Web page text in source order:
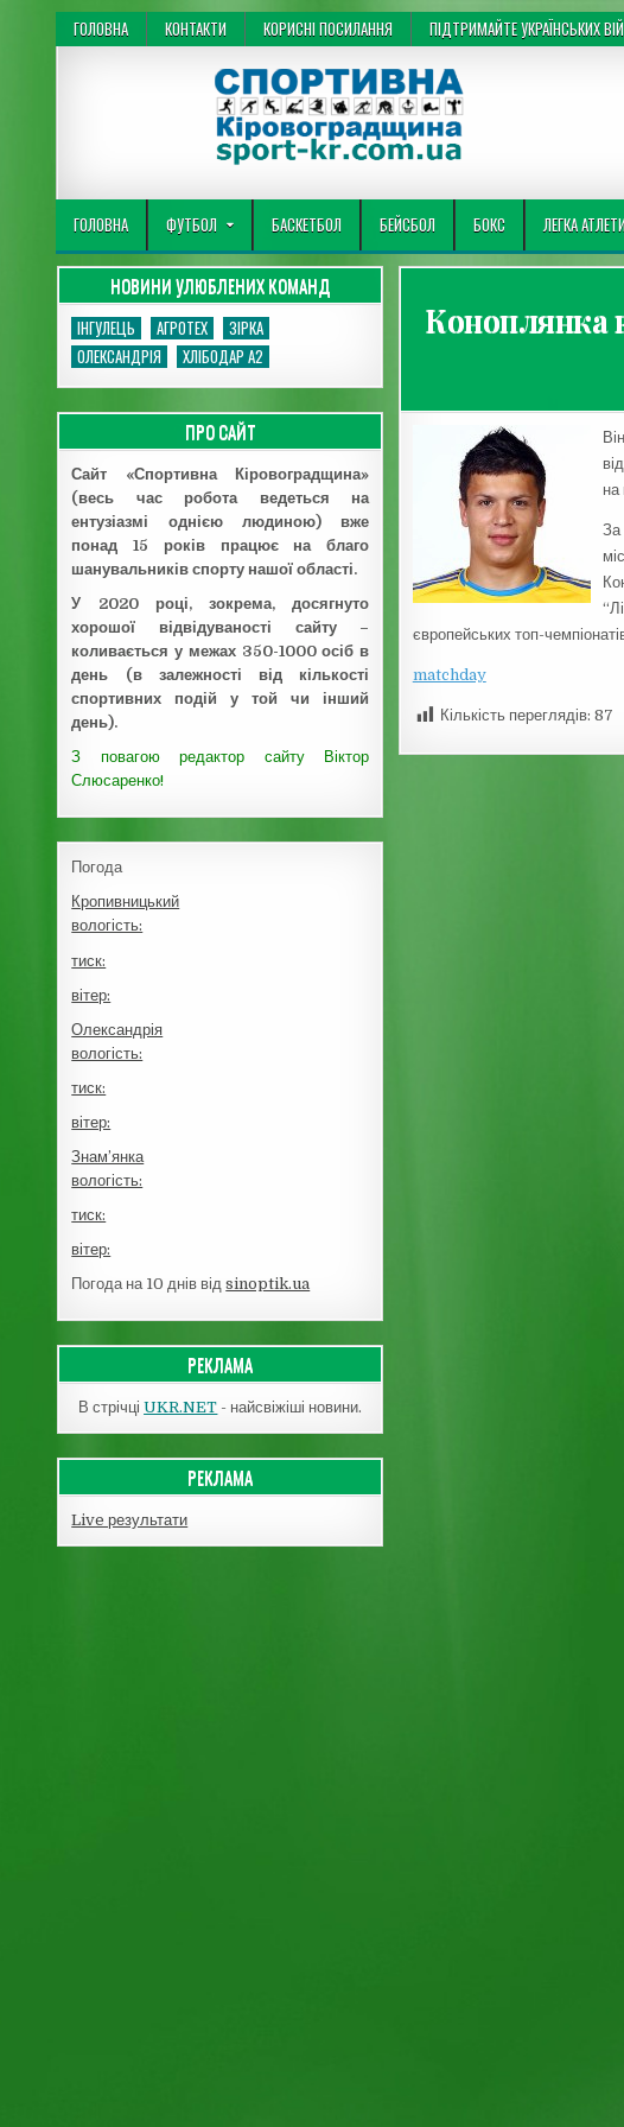
Перейти до вмісту
ГОЛОВНА КОНТАКТИ КОРИСНІ ПОСИЛАННЯ ПІДТРИМАЙТЕ УКРАЇНСЬКИХ
ГОЛОВНА ФУТБОЛ БАСКЕТБОЛ БЕЙСБОЛ БОКС ЛЕГКА
Коноплянка
на
За
європейських топ-
matchday
Кількість переглядів: 87
НОВИНИ УЛЮБЛЕНИХ КОМАНД
ІНГУЛЕЦЬ АГРОТЕХ
ЗІРКА
ОЛЕКСАНДРІЯ
ХЛІБОДАР А2
ПРО САЙТ
Сайт «Спортивна Кіровоградщина»
(весь час робота ведеться на
ентузіазмі однією людиною) вже
понад 15 років працює на благо
шанувальників спорту нашої області.
У 2020 році, зокрема, досягнуто
хорошої відвідуваності сайту –
коливається у межах 350-1000 осіб в
день (в залежності від кількості
спортивних подій у той чи інший
день).
З повагою редактор сайту Віктор
Слюсаренко!
Погода
Кропивницький
вологість:
тиск:
вітер:
Олександрія
вологість:
тиск:
вітер:
Знам’янка
вологість:
тиск:
вітер:
Погода на 10 днів відsinoptik.ua
РЕКЛАМА
В стрічціUKR.NET - найсвіжіші новини.
РЕКЛАМА
Live результати